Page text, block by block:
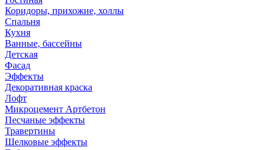
Коридоры, прихожие, холлы
Спальня
Кухня
Ванные, бассейны
Детская
Фасад
Эффекты
Декоративная краска
Лофт
Микроцемент Артбетон
Песчаные эффекты
Травертины
Шелковые эффекты